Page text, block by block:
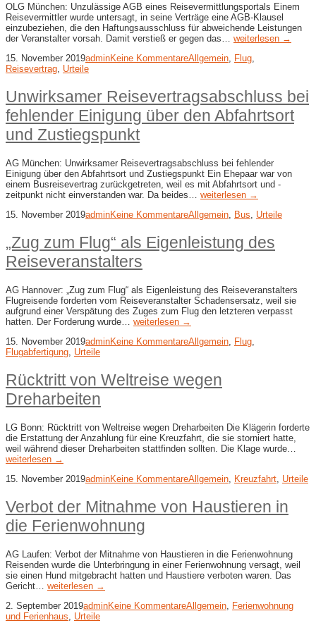
OLG München: Unzulässige AGB eines Reisevermittlungsportals Einem
Reisevermittler wurde untersagt, in seine Verträge eine AGB-Klausel
einzubeziehen, die den Haftungsausschluss für abweichende Leistungen
der Veranstalter vorsah. Damit verstieß er gegen das… weiterlesen →
15. November 2019adminKeine KommentareAllgemein Flug
Reisevertrag Urteile
Unwirksamer Reisevertragsabschluss bei
fehlender Einigung über den Abfahrtsort
und Zustiegspunkt
AG München: Unwirksamer Reisevertragsabschluss bei fehlender
Einigung über den Abfahrtsort und Zustiegspunkt Ein Ehepaar war von
einem Busreisevertrag zurückgetreten, weil es mit Abfahrtsort und -
zeitpunkt nicht einverstanden war. Da beides… weiterlesen →
15. November 2019adminKeine KommentareAllgemein Bus Urteile
„Zug zum Flug“ als Eigenleistung des
Reiseveranstalters
AG Hannover: „Zug zum Flug“ als Eigenleistung des Reiseveranstalters
Flugreisende forderten vom Reiseveranstalter Schadensersatz, weil sie
aufgrund einer Verspätung des Zuges zum Flug den letzteren verpasst
hatten. Der Forderung wurde… weiterlesen →
15. November 2019adminKeine KommentareAllgemein, Flug,
Flugabfertigung, Urteile
Rücktritt von Weltreise wegen
Dreharbeiten
LG Bonn: Rücktritt von Weltreise wegen Dreharbeiten Die Klägerin forderte
die Erstattung der Anzahlung für eine Kreuzfahrt, die sie storniert hatte,
weil während dieser Dreharbeiten stattfinden sollten. Die Klage wurde…
weiterlesen →
15. November 2019adminKeine KommentareAllgemein, Kreuzfahrt, Urteile
Verbot der Mitnahme von Haustieren in
die Ferienwohnung
AG Laufen: Verbot der Mitnahme von Haustieren in die Ferienwohnung
Reisenden wurde die Unterbringung in einer Ferienwohnung versagt, weil
sie einen Hund mitgebracht hatten und Haustiere verboten waren. Das
Gericht… weiterlesen →
2. September 2019adminKeine KommentareAllgemein, Ferienwohnung
und Ferienhaus, Urteile